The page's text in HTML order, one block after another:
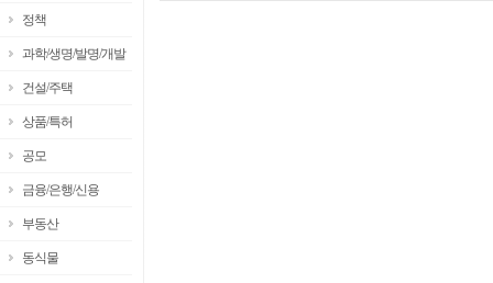
정책
과학/생명/발명/개발
건설/주택
상품/특허
공모
금융/은행/신용
부동산
동식물